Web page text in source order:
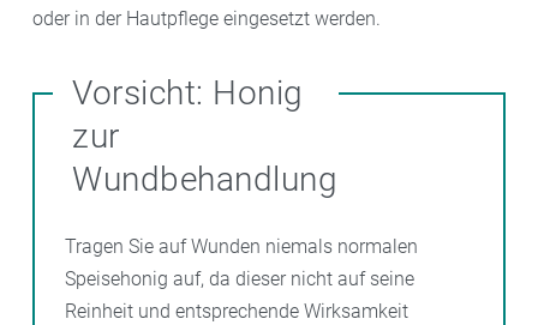
oder in der Hautpflege eingesetzt werden.
Vorsicht: Honig
zur
Wundbehandlung
Tragen Sie auf Wunden niemals normalen
Speisehonig auf, da dieser nicht auf seine
Reinheit und entsprechende Wirksamkeit